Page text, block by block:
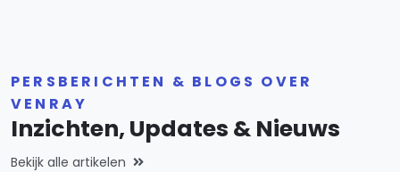
PERSBERICHTEN & BLOGS OVER
VENRAY
Inzichten, Updates & Nieuws
Bekijk alle artikelen